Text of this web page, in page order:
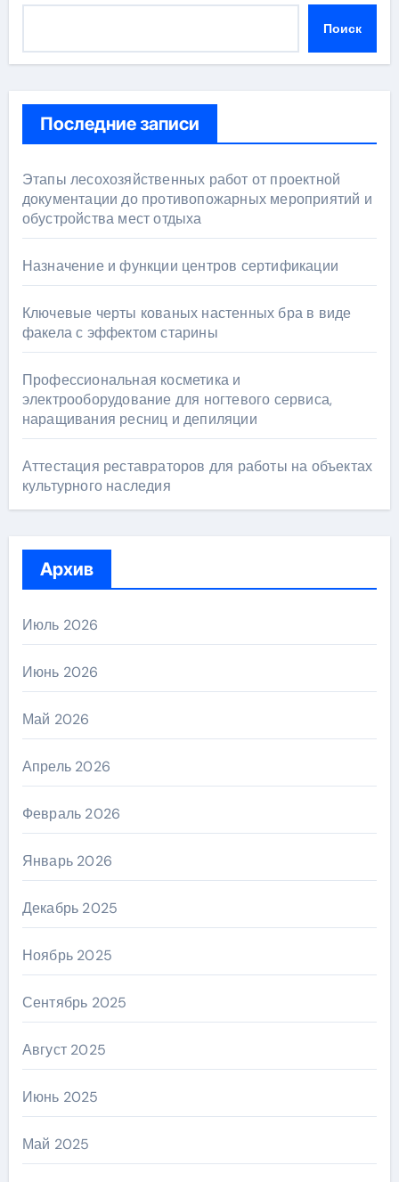
Поиск
Последние записи
Этапы лесохозяйственных работ от проектной
документации до противопожарных мероприятий и
обустройства мест отдыха
Назначение и функции центров сертификации
Ключевые черты кованых настенных бра в виде
факела с эффектом старины
Профессиональная косметика и
электрооборудование для ногтевого сервиса,
наращивания ресниц и депиляции
Аттестация реставраторов для работы на объектах
культурного наследия
Архив
Июль 2026
Июнь 2026
Май 2026
Апрель 2026
Февраль 2026
Январь 2026
Декабрь 2025
Ноябрь 2025
Сентябрь 2025
Август 2025
Июнь 2025
Май 2025